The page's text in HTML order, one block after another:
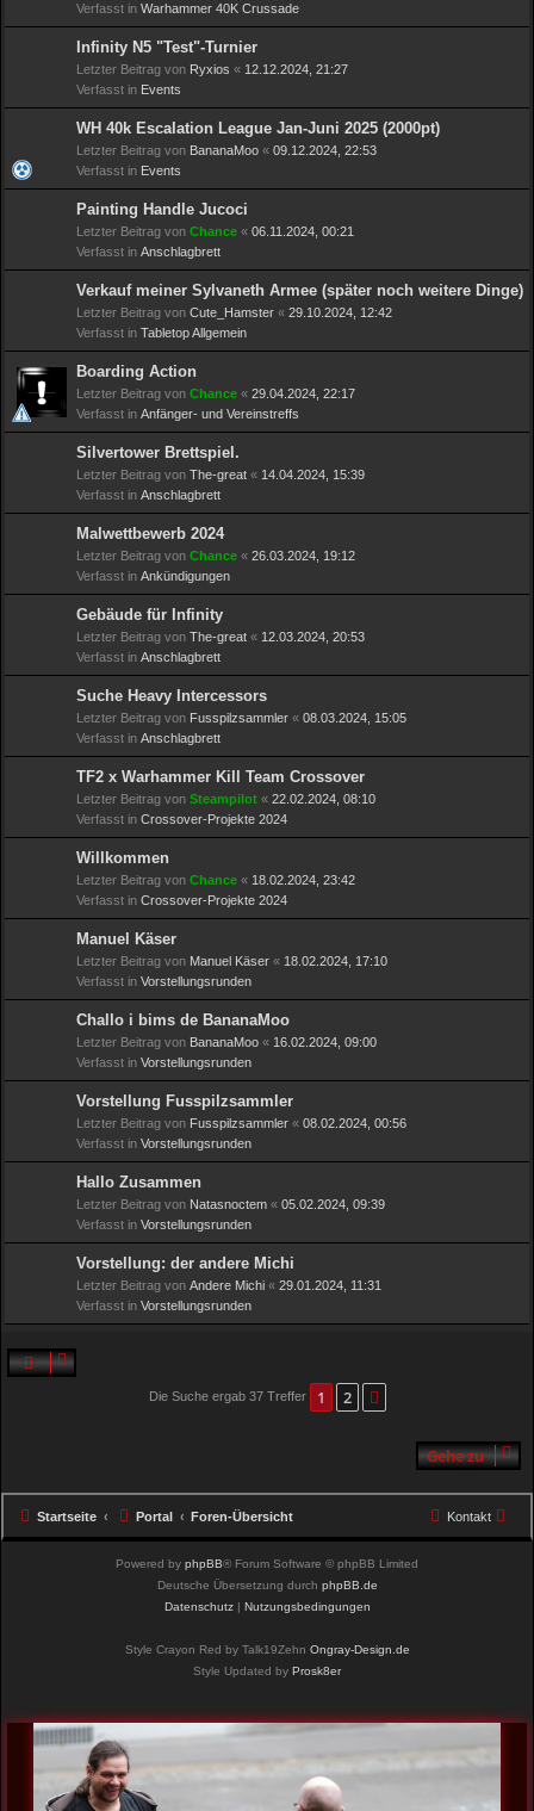
Verfasst in Warhammer 40K Crussade
Infinity N5 "Test"-Turnier
Letzter Beitrag von Ryxios « 12.12.2024, 21:27
Verfasst in Events
WH 40k Escalation League Jan-Juni 2025 (2000pt)
Letzter Beitrag von BananaMoo « 09.12.2024, 22:53
Verfasst in Events
Painting Handle Jucoci
Letzter Beitrag von Chance « 06.11.2024, 00:21
Verfasst in Anschlagbrett
Verkauf meiner Sylvaneth Armee (später noch weitere Dinge)
Letzter Beitrag von Cute_Hamster « 29.10.2024, 12:42
Verfasst in Tabletop Allgemein
Boarding Action
Letzter Beitrag von Chance « 29.04.2024, 22:17
Verfasst in Anfänger- und Vereinstreffs
Silvertower Brettspiel.
Letzter Beitrag von The-great « 14.04.2024, 15:39
Verfasst in Anschlagbrett
Malwettbewerb 2024
Letzter Beitrag von Chance « 26.03.2024, 19:12
Verfasst in Ankündigungen
Gebäude für Infinity
Letzter Beitrag von The-great « 12.03.2024, 20:53
Verfasst in Anschlagbrett
Suche Heavy Intercessors
Letzter Beitrag von Fusspilzsammler « 08.03.2024, 15:05
Verfasst in Anschlagbrett
TF2 x Warhammer Kill Team Crossover
Letzter Beitrag von Steampilot « 22.02.2024, 08:10
Verfasst in Crossover-Projekte 2024
Willkommen
Letzter Beitrag von Chance « 18.02.2024, 23:42
Verfasst in Crossover-Projekte 2024
Manuel Käser
Letzter Beitrag von Manuel Käser « 18.02.2024, 17:10
Verfasst in Vorstellungsrunden
Challo i bims de BananaMoo
Letzter Beitrag von BananaMoo « 16.02.2024, 09:00
Verfasst in Vorstellungsrunden
Vorstellung Fusspilzsammler
Letzter Beitrag von Fusspilzsammler « 08.02.2024, 00:56
Verfasst in Vorstellungsrunden
Hallo Zusammen
Letzter Beitrag von Natasnoctem « 05.02.2024, 09:39
Verfasst in Vorstellungsrunden
Vorstellung: der andere Michi
Letzter Beitrag von Andere Michi « 29.01.2024, 11:31
Verfasst in Vorstellungsrunden
Die Suche ergab 37 Treffer 1 2
Gehe zu
Startseite Portal Foren-Übersicht Kontakt
Powered by phpBB® Forum Software © phpBB Limited
Deutsche Übersetzung durch phpBB.de
Datenschutz| Nutzungsbedingungen
Style Crayon Red by Talk19Zehn Ongray-Design.de
Style Updated by Prosk8er